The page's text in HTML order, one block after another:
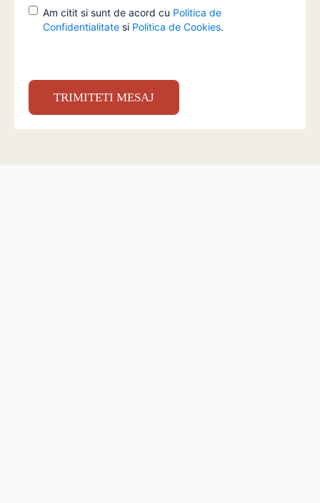
gdprAm citit si sunt de acord cu Politica de
Confidentialitate si Politica de Cookies.